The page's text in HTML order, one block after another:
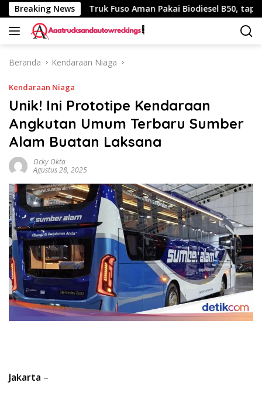
Langsung
ke
konten
Breaking News
Km Truk Fuso Aman Pakai Biodiesel B50, tapi Ada
Beranda Kendaraan Niaga
Kendaraan Niaga
Unik! Ini Prototipe Kendaraan
Angkutan Umum Terbaru Sumber
Alam Buatan Laksana
Ocky Okta
Agustus 28, 2025
Jakarta –